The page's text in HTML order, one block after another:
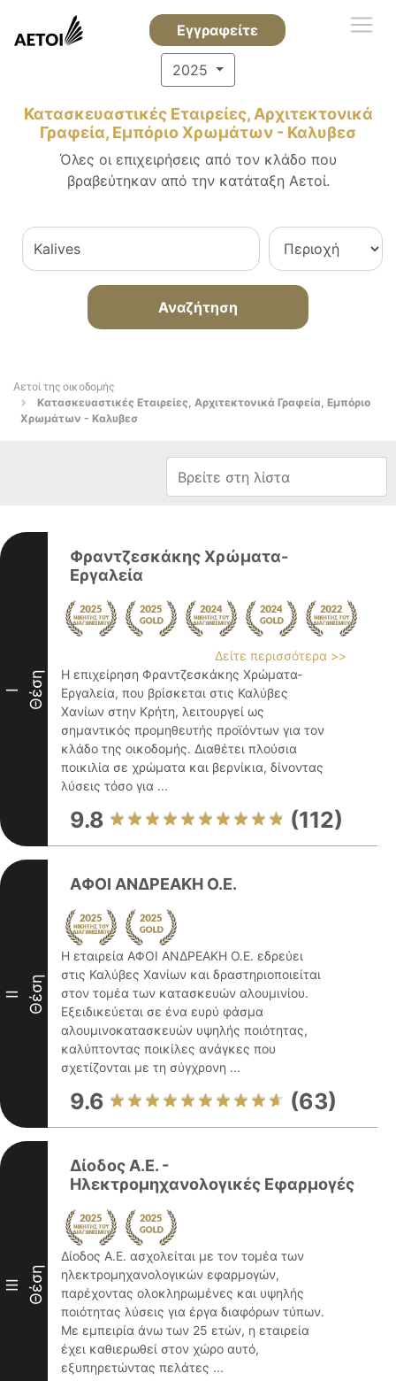
Εγγραφείτε
2025
Κατασκευαστικές Εταιρείες, Αρχιτεκτονικά
Γραφεία, Εμπόριο Χρωμάτων - Καλυβεσ
Όλες οι επιχειρήσεις από τον κλάδο που
βραβεύτηκαν από την κατάταξη Αετοί.
Αναζήτηση
Αετοί της οικοδομής
Κατασκευαστικές Εταιρείες, Αρχιτεκτονικά Γραφεία, Εμπόριο
Χρωμάτων - Καλυβεσ
I Θέση
Φραντζεσκάκης Χρώματα-
Εργαλεία
Δείτε περισσότερα >>
Η επιχείρηση Φραντζεσκάκης Χρώματα-
Εργαλεία, που βρίσκεται στις Καλύβες
Χανίων στην Κρήτη, λειτουργεί ως
σημαντικός προμηθευτής προϊόντων για τον
κλάδο της οικοδομής. Διαθέτει πλούσια
ποικιλία σε χρώματα και βερνίκια, δίνοντας
λύσεις τόσο για ...
9.8 (112)
II Θέση
ΑΦΟΙ ΑΝΔΡΕΑΚΗ Ο.Ε.
Η εταιρεία ΑΦΟΙ ΑΝΔΡΕΑΚΗ Ο.Ε. εδρεύει
στις Καλύβες Χανίων και δραστηριοποιείται
στον τομέα των κατασκευών αλουμινίου.
Εξειδικεύεται σε ένα ευρύ φάσμα
αλουμινοκατασκευών υψηλής ποιότητας,
καλύπτοντας ποικίλες ανάγκες που
σχετίζονται με τη σύγχρονη ...
9.6 (63)
III Θέση
Δίοδος Α.Ε. -
Ηλεκτρομηχανολογικές Εφαρμογές
Δίοδος Α.Ε. ασχολείται με τον τομέα των
ηλεκτρομηχανολογικών εφαρμογών,
παρέχοντας ολοκληρωμένες και υψηλής
ποιότητας λύσεις για έργα διαφόρων τύπων.
Με εμπειρία άνω των 25 ετών, η εταιρεία
έχει καθιερωθεί στον χώρο αυτό,
εξυπηρετώντας πελάτες ...